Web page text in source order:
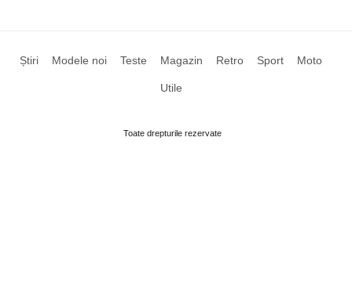
Știri Modele noi Teste Magazin Retro Sport Moto
Utile
Toate drepturile rezervate